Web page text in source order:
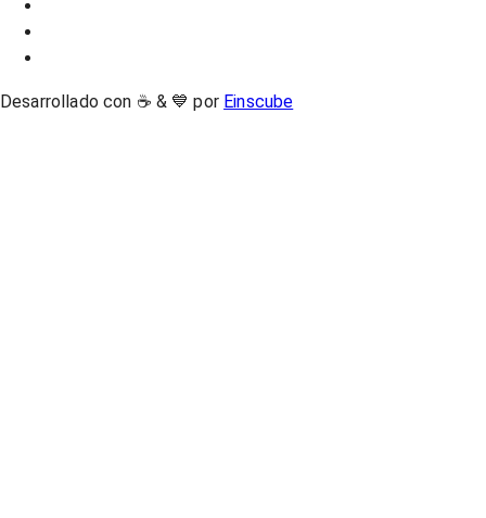
Desarrollado con ☕ & 💙 por Einscube